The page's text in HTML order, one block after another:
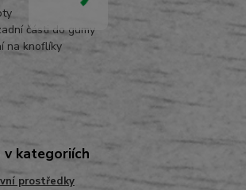
části do gumy
na knoflíky
v kategoriích
prostředky